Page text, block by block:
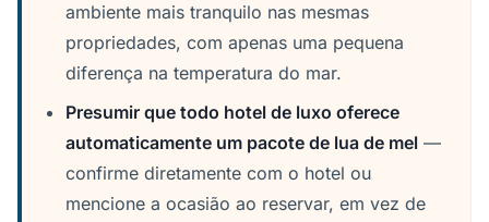
ambiente mais tranquilo nas mesmas
propriedades, com apenas uma pequena
diferença na temperatura do mar.
Presumir que todo hotel de luxo oferece
automaticamente um pacote de lua de mel —
confirme diretamente com o hotel ou
mencione a ocasião ao reservar, em vez de